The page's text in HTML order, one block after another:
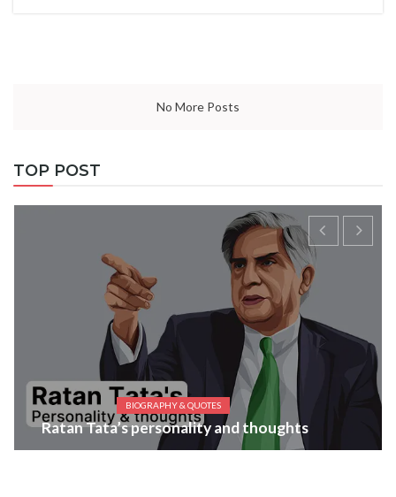
No More Posts
TOP POST
BIOGRAPHY & QUOTES
Ratan Tata’s personality and thoughts